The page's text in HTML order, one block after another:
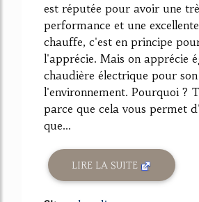
est réputée pour avoir une
performance et une
chauffe, c'est en principe
l'apprécie. Mais on apprécie
chaudière électrique pour
l'environnement. Pourquoi ?
parce que cela vous permet
que...
LIRE LA SUITE